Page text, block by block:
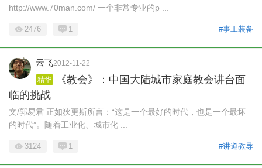
http://www.70man.com/ 一个非常专业的p ...
#事工装备
2476 1
云飞2012-11-22
精华
《教会》：中国大陆城市家庭教会讲台面
临的挑战
文/郭易君 正如狄更斯所言：“这是一个最好的时代，也是一个最坏
的时代”。随着工业化、城市化 ...
#讲道教导
3124 1